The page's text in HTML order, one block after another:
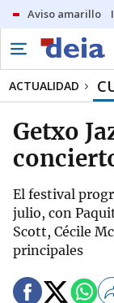
Aviso amarillo
ACTUALIDAD
Getxo
El festival
julio, con
Scott, Cécile
principales